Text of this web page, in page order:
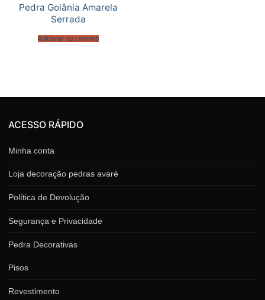
Pedra Goiânia Amarela
Serrada
Adicionar ao carrinho
ACESSO RÁPIDO
Minha conta
Loja decoração pedras avaré
Política de Devolução
Segurança e Privacidade
Pedra Decorativas
Pisos
Revestimento